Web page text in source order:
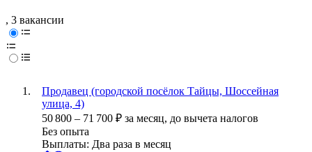
, 3 вакансии
Продавец (городской посёлок Тайцы, Шоссейная
улица, 4)
50 800 – 71 700 ₽ за месяц, до вычета налогов
Без опыта
Выплаты: Два раза в месяц